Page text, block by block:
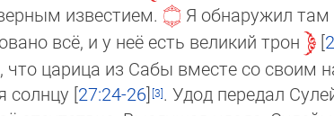
известием.
Я обнаружил там
всё, и у неё есть великий трон
что царица из Сабы вместе со своим
солнцу [27:24-26] . Удод передал